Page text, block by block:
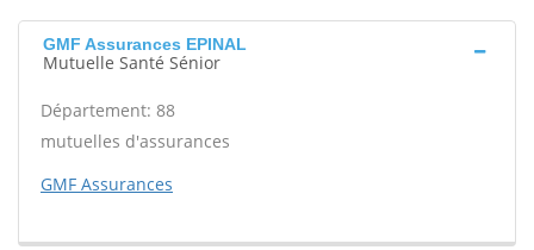
GMF Assurances EPINAL
Mutuelle Santé Sénior
Département: 88
mutuelles d'assurances
GMF Assurances